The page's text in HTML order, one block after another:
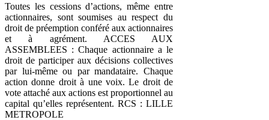
Toutes les cessions d’actions, même entre
actionnaires, sont soumises au respect du
droit de préemption conféré aux actionnaires
et à agrément. ACCES AUX
ASSEMBLEES : Chaque actionnaire a le
droit de participer aux décisions collectives
par lui-même ou par mandataire. Chaque
action donne droit à une voix. Le droit de
vote attaché aux actions est proportionnel au
capital qu’elles représentent. RCS : LILLE
METROPOLE